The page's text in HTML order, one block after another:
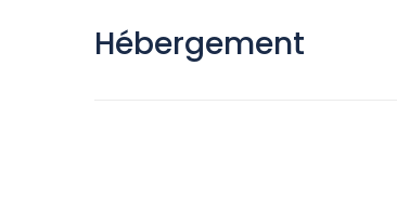
Hébergement